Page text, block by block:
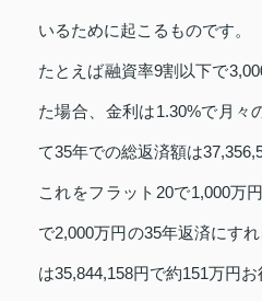
いるために起こるものです。
たとえば融資率9割以下で
た場合、金利は1.30%で月々
て35年での総返済額は
これをフラット20で1,000万
で2,000万円の35年返済にす
は35,844,158円で約151万円お